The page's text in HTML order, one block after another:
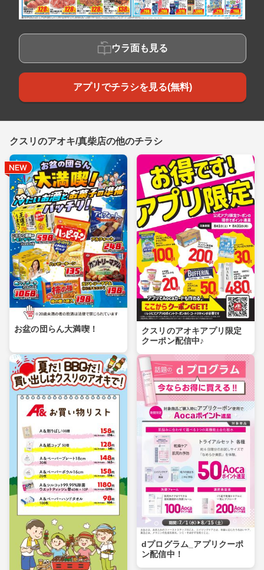
ウラ面も見る
アプリでチラシを見る(無料)
クスリのアオキ/真柴店の他のチラシ
お盆の団らん大満喫！
クスリのアオキアプリ限定
クーポン配信中♪
dプログラム_アプリクーポ
ン配信中！